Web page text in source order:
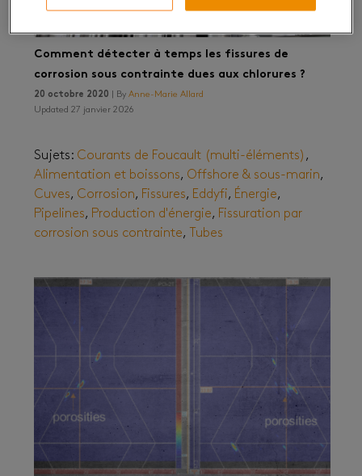
Comment détecter à temps les fissures de
corrosion sous contrainte dues aux chlorures ?
20 octobre 2020 | ByAnne-Marie Allard
Updated 27 janvier 2026
Sujets: Courants de Foucault (multi-éléments) ,
Alimentation et boissons, Offshore & sous-marin,
Cuves, Corrosion, Fissures, Eddyfi, Énergie,
Pipelines, Production d'énergie, Fissuration par
corrosion sous contrainte, Tubes